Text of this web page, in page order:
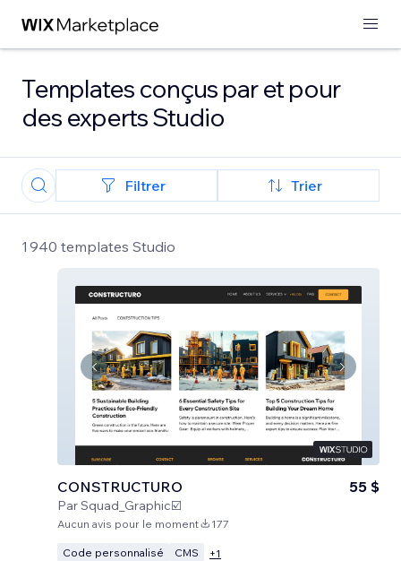
Templates conçus par et pour
des experts Studio
Filtrer Trier
1 940 templates Studio
CONSTRUCTURO
ParSquad_Graphic☑️
55 $
Aucun avis pour le moment 177
Code personnalisé CMS +1